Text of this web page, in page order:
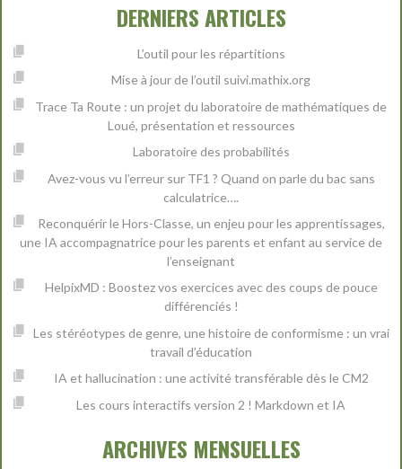
DERNIERS ARTICLES
L’outil pour les répartitions
Mise à jour de l’outil suivi.mathix.org
Trace Ta Route : un projet du laboratoire de mathématiques de
Loué, présentation et ressources
Laboratoire des probabilités
Avez-vous vu l’erreur sur TF1 ? Quand on parle du bac sans
calculatrice….
Reconquérir le Hors-Classe, un enjeu pour les apprentissages,
une IA accompagnatrice pour les parents et enfant au service de
l’enseignant
HelpixMD : Boostez vos exercices avec des coups de pouce
différenciés !
Les stéréotypes de genre, une histoire de conformisme : un vrai
travail d’éducation
IA et hallucination : une activité transférable dès le CM2
Les cours interactifs version 2 ! Markdown et IA
ARCHIVES MENSUELLES